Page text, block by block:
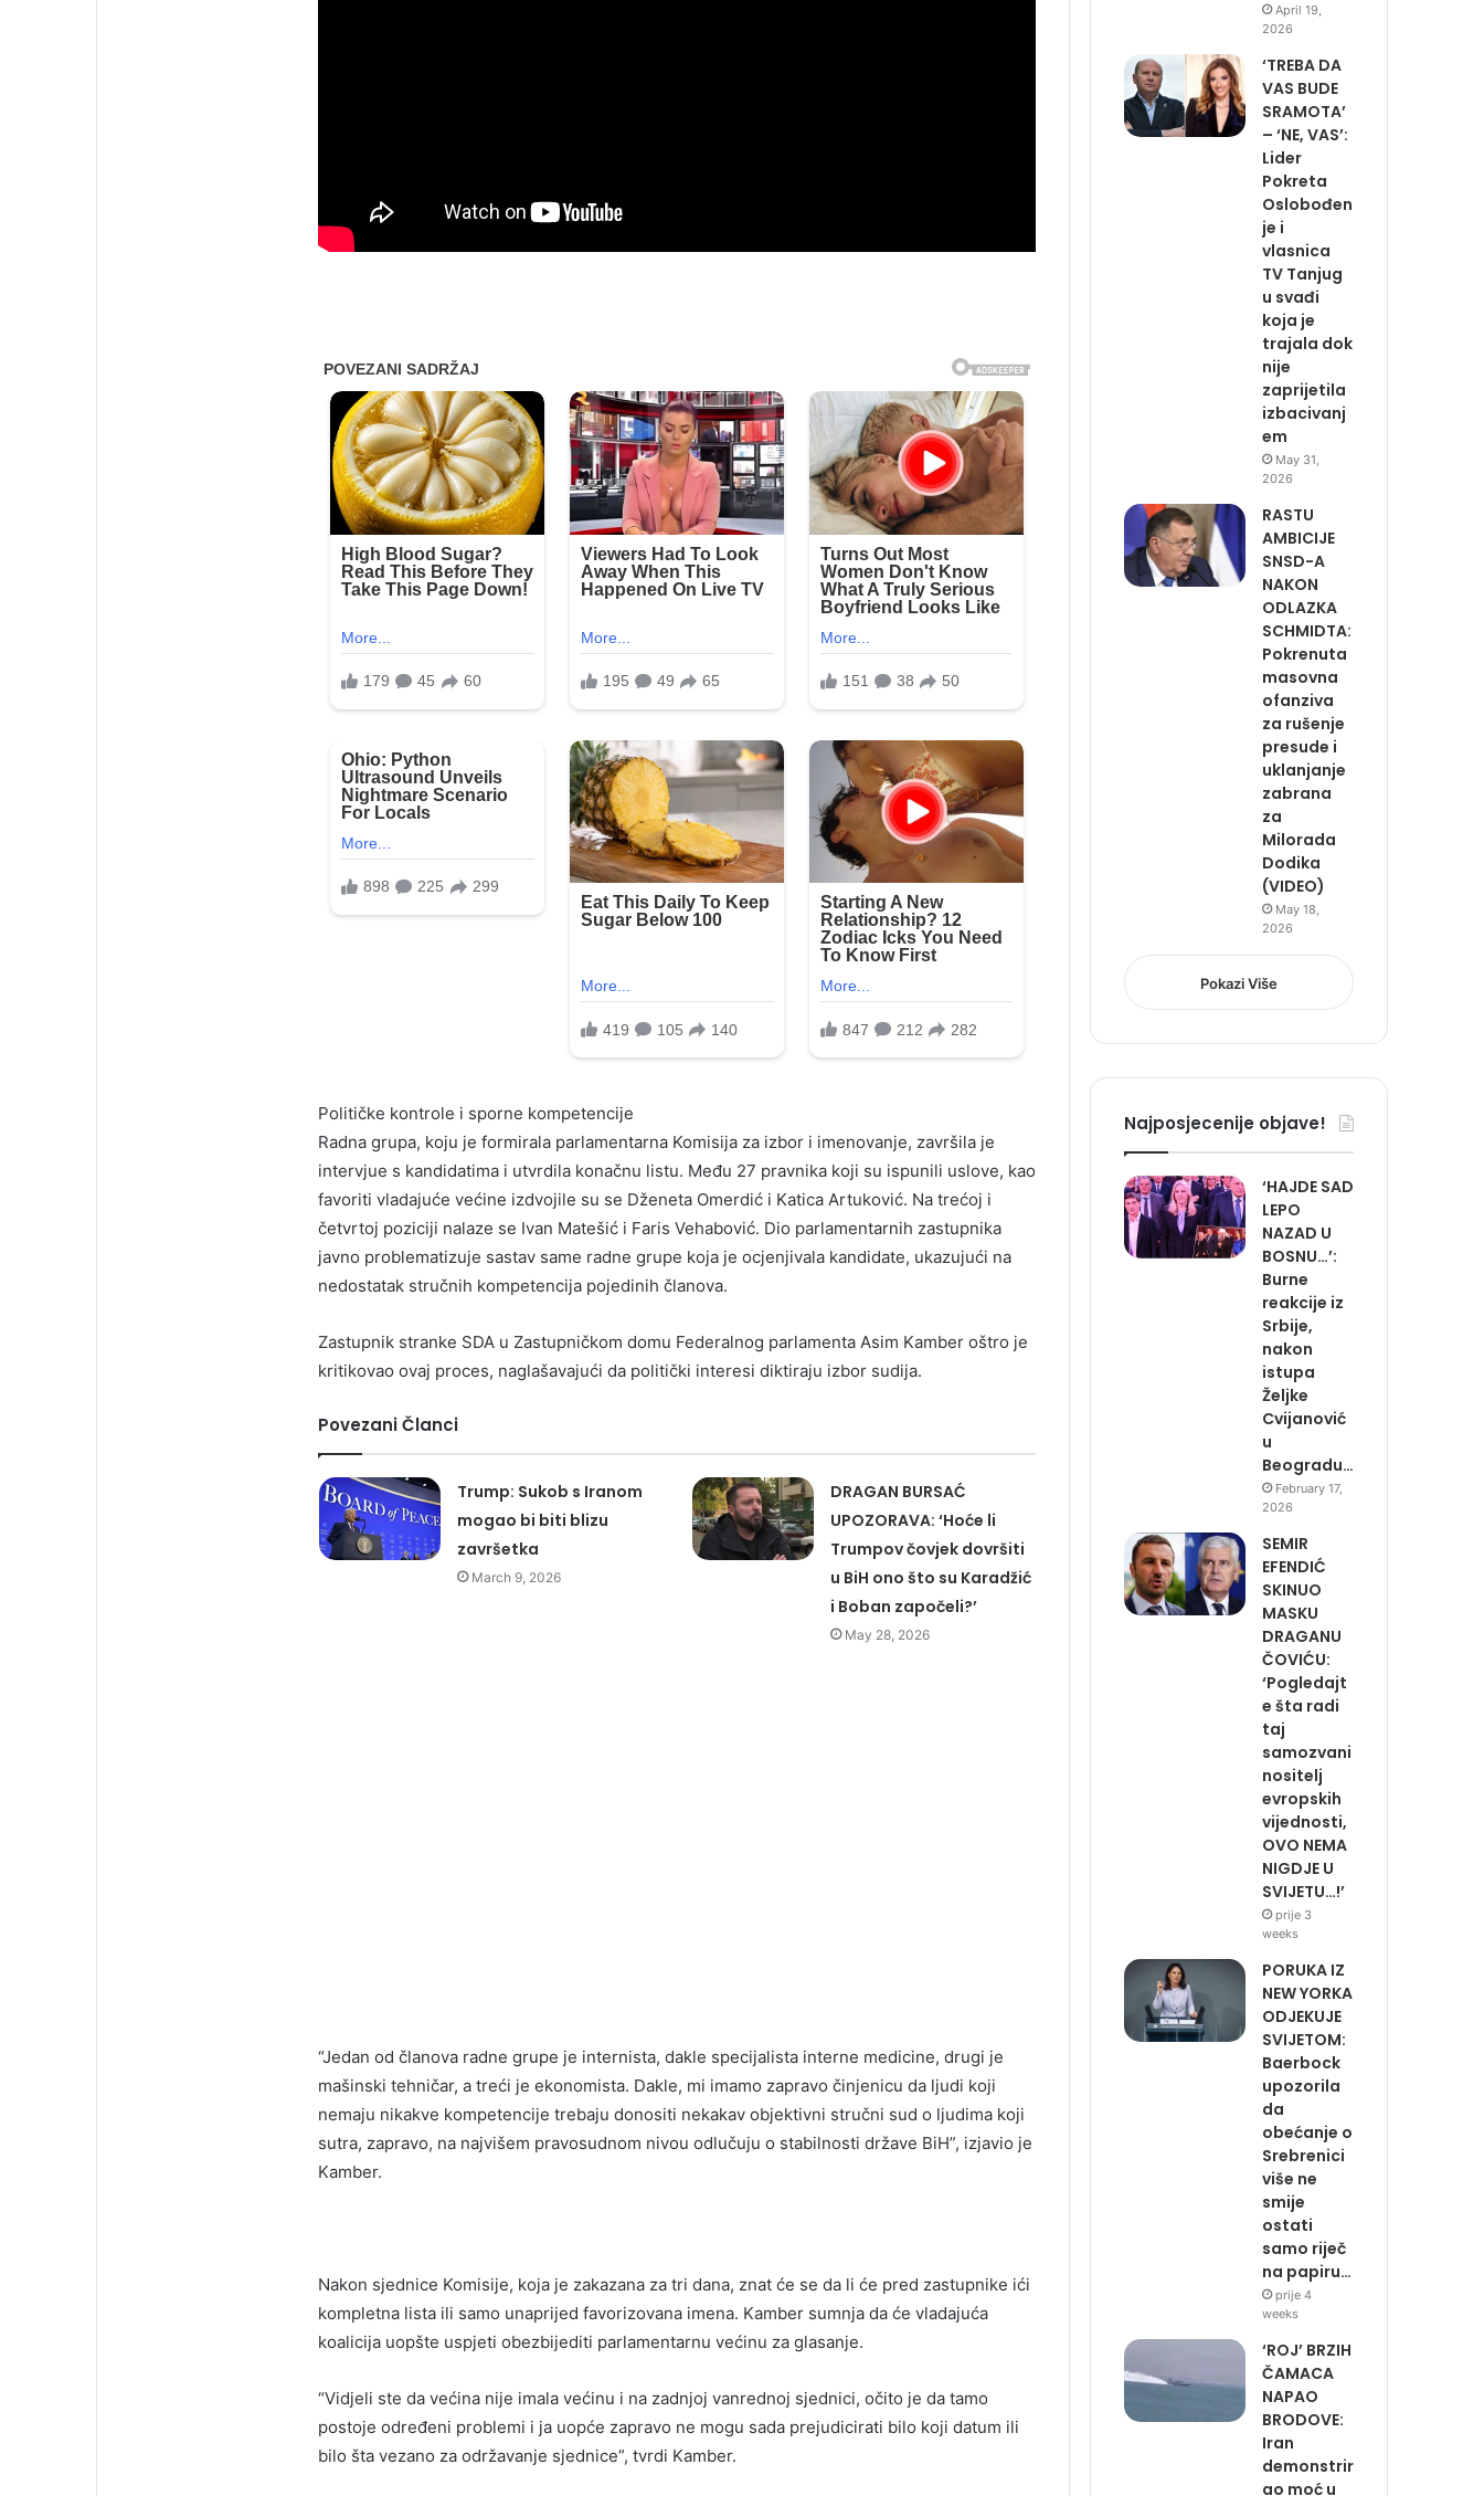
Političke kontrole i sporne kompetencije
Radna grupa, koju je formirala parlamentarna Komisija za izbor i imenovanje, završila je
intervjue s kandidatima i utvrdila konačnu listu. Među 27 pravnika koji su ispunili uslove, kao
favoriti vladajuće većine izdvojile su se Dženeta Omerdić i Katica Artuković. Na trećoj i
četvrtoj poziciji nalaze se Ivan Matešić i Faris Vehabović. Dio parlamentarnih zastupnika
javno problematizuje sastav same radne grupe koja je ocjenjivala kandidate, ukazujući na
nedostatak stručnih kompetencija pojedinih članova.
Zastupnik stranke SDA u Zastupničkom domu Federalnog parlamenta Asim Kamber oštro je
kritikovao ovaj proces, naglašavajući da politički interesi diktiraju izbor sudija.
Povezani Članci
Trump: Sukob s Iranom
mogao bi biti blizu
završetka
March 9, 2026
DRAGAN BURSAĆ
UPOZORAVA: ‘Hoće li
Trumpov čovjek dovršiti
u BiH ono što su Karadžić
i Boban započeli?’
May 28, 2026
“Jedan od članova radne grupe je internista, dakle specijalista interne medicine, drugi je
mašinski tehničar, a treći je ekonomista. Dakle, mi imamo zapravo činjenicu da ljudi koji
nemaju nikakve kompetencije trebaju donositi nekakav objektivni stručni sud o ljudima koji
sutra, zapravo, na najvišem pravosudnom nivou odlučuju o stabilnosti države BiH”, izjavio je
Kamber.
Nakon sjednice Komisije, koja je zakazana za tri dana, znat će se da li će pred zastupnike ići
kompletna lista ili samo unaprijed favorizovana imena. Kamber sumnja da će vladajuća
koalicija uopšte uspjeti obezbijediti parlamentarnu većinu za glasanje.
“Vidjeli ste da većina nije imala većinu i na zadnjoj vanrednoj sjednici, očito je da tamo
postoje određeni problemi i ja uopće zapravo ne mogu sada prejudicirati bilo koji datum ili
bilo šta vezano za održavanje sjednice”, tvrdi Kamber.
April 19,
2026
‘TREBA DA
VAS BUDE
SRAMOTA’
– ‘NE, VAS’:
Lider
Pokreta
Oslobođen
je i
vlasnica
TV Tanjug
u svađi
koja je
trajala dok
nije
zaprijetila
izbacivanj
em
May 31,
2026
RASTU
AMBICIJE
SNSD-A
NAKON
ODLAZKA
SCHMIDTA:
Pokrenuta
masovna
ofanziva
za rušenje
presude i
uklanjanje
zabrana
za
Milorada
Dodika
(VIDEO)
May 18,
2026
Pokazi Više
Najposjecenije objave!
‘HAJDE SAD
LEPO
NAZAD U
BOSNU…’:
Burne
reakcije iz
Srbije,
nakon
istupa
Željke
Cvijanović
u
Beogradu…
February 17,
2026
SEMIR
EFENDIĆ
SKINUO
MASKU
DRAGANU
ČOVIĆU:
‘Pogledajt
e šta radi
taj
samozvani
nositelj
evropskih
vijednosti,
OVO NEMA
NIGDJE U
SVIJETU…!’
prije 3
weeks
PORUKA IZ
NEW YORKA
ODJEKUJE
SVIJETOM:
Baerbock
upozorila
da
obećanje o
Srebrenici
više ne
smije
ostati
samo riječ
na papiru…
prije 4
weeks
‘ROJ’ BRZIH
ČAMACA
NAPAO
BRODOVE:
Iran
demonstrir
ao moć u